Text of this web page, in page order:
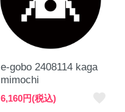
e-gobo 2408114 kaga
mimochi
6,160円(税込)